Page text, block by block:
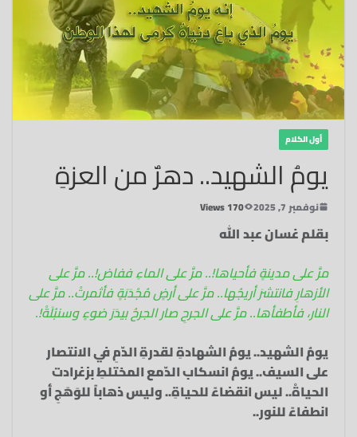
أول الكلام
يومُ الشهيد.. دهرٌ من العزةِ
نوفمبر 7, 2025 170 Views
بقلم غسان عبد الله
مرَّ على مدينةٍ‏ فأحياها!..‏ مرَّ على الماءِ ففاض!‏.. مرَّ على
الأزهارِ فانتشرَ أريجُها..‏ مرَّ على أرضٍ مُجْدَبَةٍ‏ فأثمرتْ‏.. مرَّ على
النار، فأطفأها.. مرَّ على الجرحِ‏ صار الجرحُ بيدَرَ ضوءٍ‏ وسنبُلَةْ!.‏
يومُ الشهيد.. يومُ الشهادةِ لقدرةِ الدّمِ في الانتصار
على السيف.. يومُ انسكاب الدّمع المختلطِ بزغرادت
الحياةْ.. ليس انقضاءً للحياةِ.. وليس ذهاباً للوَهَجِ أو
انطفاءً للنور..